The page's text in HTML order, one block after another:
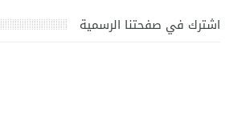
اشترك في صفحتنا الرسمية